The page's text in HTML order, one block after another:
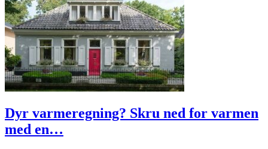
Dyr varmeregning? Skru ned for varmen
med en…